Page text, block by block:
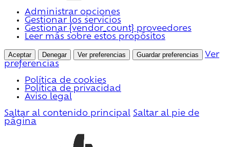
Administrar opciones
Gestionar los servicios
Gestionar {vendor_count} proveedores
Leer más sobre estos propósitos
Aceptar Denegar Ver preferencias Guardar preferencias
Ver
preferencias
Política de cookies
Política de privacidad
Aviso legal
Saltar al contenido principal Saltar al pie de
página